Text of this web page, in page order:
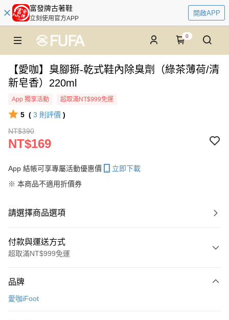
富發牌古著鞋
立刻使用官方APP
開啟APP
0
【愛咖】臭腳掰-乾式鞋內除臭劑（綠茶薄荷/清
新皂香）220ml
App 獨享活動 超取滿NT$999免運
5 ( 3 則評價 )
NT$390
NT$169
App 結帳可享專屬活動優惠價
立即下載
※ 本商品不適用折價券
請選擇商品選項
付款與運送方式
超取滿NT$999免運
信用卡一次付款
品牌
愛咖iFoot